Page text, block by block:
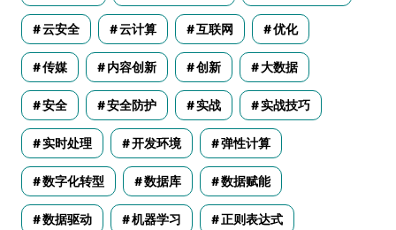
云安全 云计算 互联网 优化
传媒 内容创新 创新 大数据
安全 安全防护 实战 实战技巧
实时处理 开发环境 弹性计算
数字化转型 数据库 数据赋能
数据驱动 机器学习 正则表达式